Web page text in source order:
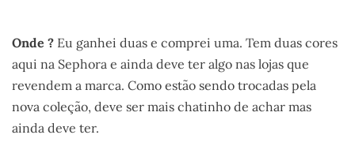
Onde ? Eu ganhei duas e comprei uma. Tem duas cores
aqui na Sephora e ainda deve ter algo nas lojas que
revendem a marca. Como estão sendo trocadas pela
nova coleção, deve ser mais chatinho de achar mas
ainda deve ter.